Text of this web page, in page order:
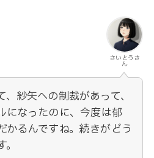
さいとうさ
ん
紗矢への制裁があって、
になったのに、今度は郁
かるんですね。続きがどう